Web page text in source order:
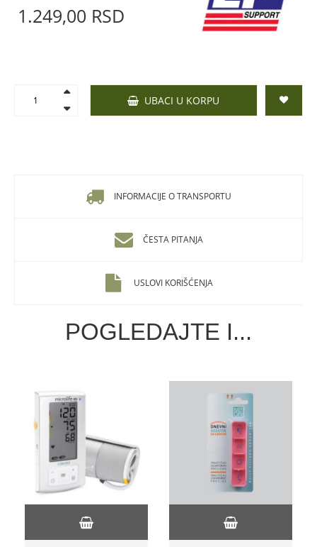
1.249,00 RSD
UBACI U KORPU
INFORMACIJE O TRANSPORTU
ČESTA PITANJA
USLOVI KORIŠĆENJA
POGLEDAJTE I...